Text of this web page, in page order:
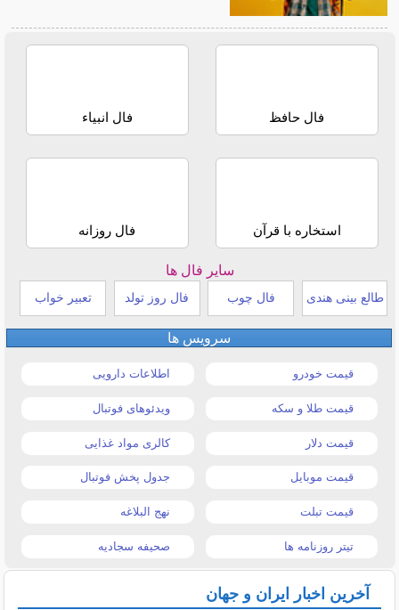
فال حافظ فال انبیاء
استخاره با قرآن فال روزانه
سایر فال ها
طالع بینی هندی فال چوب فال روز تولد تعبیر خواب
سرویس ها
قیمت خودرو اطلاعات دارویی
قیمت طلا و سکه ویدئوهای فوتبال
قیمت دلار کالری مواد غذایی
قیمت موبایل جدول پخش فوتبال
قیمت تبلت نهج البلاغه
تیتر روزنامه ها صحیفه سجادیه
آخرین اخبار ایران و جهان